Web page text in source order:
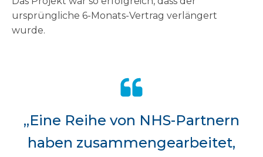
ursprüngliche 6-Monats-Vertrag verlängert
wurde.
„Eine Reihe von NHS-Partnern
haben zusammengearbeitet,